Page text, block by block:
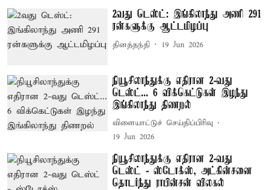
2வது டெஸ்ட்: இங்கிலாந்து அணி 291
ரன்களுக்கு ஆட்டமிழப்பு
தினத்தந்தி 19 Jun 2026
நியூசிலாந்துக்கு எதிரான 2-வது
டெஸ்ட்... 6 விக்கெட்டுகள் இழந்து
இங்கிலாந்து திணறல்
விளையாட்டுச் செய்திப்பிரிவு
19 Jun 2026
நியூசிலாந்துக்கு எதிரான 2-வது
டெஸ்ட் - ஸ்டோக்ஸ், அட்கின்சனை
தொடர்ந்து ராபின்சன் விலகல்